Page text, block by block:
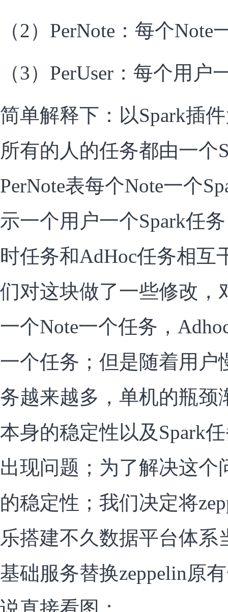
（2）PerNote：每个Note
（3）PerUser：每个用户
简单解释下：以Spark插
所有的人的任务都由一个
PerNote表每个Note一个
示一个用户一个Spark任
时任务和AdHoc任务相互
们对这块做了一些修改，
一个Note一个任务，
一个任务；但是随着用户
务越来越多，单机的瓶颈
本身的稳定性以及Spark
出现问题；为了解决这个
的稳定性；我们决定将
乐搭建不久数据平台体系
基础服务替换zeppelin原